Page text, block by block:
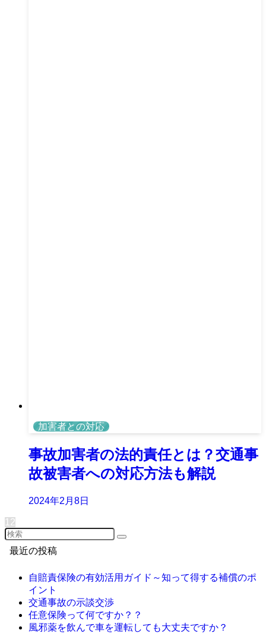
加害者との対応
事故加害者の法的責任とは？交通事
故被害者への対応方法も解説
2024年2月8日
1 2
最近の投稿
自賠責保険の有効活用ガイド～知って得する補償のポ
イント
交通事故の示談交渉
任意保険って何ですか？？
風邪薬を飲んで車を運転しても大丈夫ですか？